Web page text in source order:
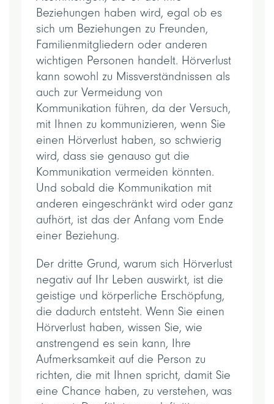
Beziehungen haben wird, egal ob es
sich um Beziehungen zu Freunden,
Familienmitgliedern oder anderen
wichtigen Personen handelt. Hörverlust
kann sowohl zu Missverständnissen als
auch zur Vermeidung von
Kommunikation führen, da der Versuch,
mit Ihnen zu kommunizieren, wenn Sie
einen Hörverlust haben, so schwierig
wird, dass sie genauso gut die
Kommunikation vermeiden könnten.
Und sobald die Kommunikation mit
anderen eingeschränkt wird oder ganz
aufhört, ist das der Anfang vom Ende
einer Beziehung.
Der dritte Grund, warum sich Hörverlust
negativ auf Ihr Leben auswirkt, ist die
geistige und körperliche Erschöpfung,
die dadurch entsteht. Wenn Sie einen
Hörverlust haben, wissen Sie, wie
anstrengend es sein kann, Ihre
Aufmerksamkeit auf die Person zu
richten, die mit Ihnen spricht, damit Sie
eine Chance haben, zu verstehen, was